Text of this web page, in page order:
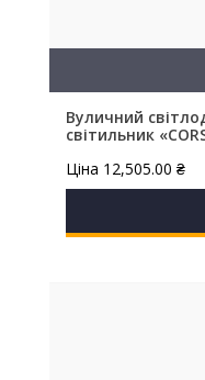
Вуличний
світильник
Ціна 12,505.00 ₴